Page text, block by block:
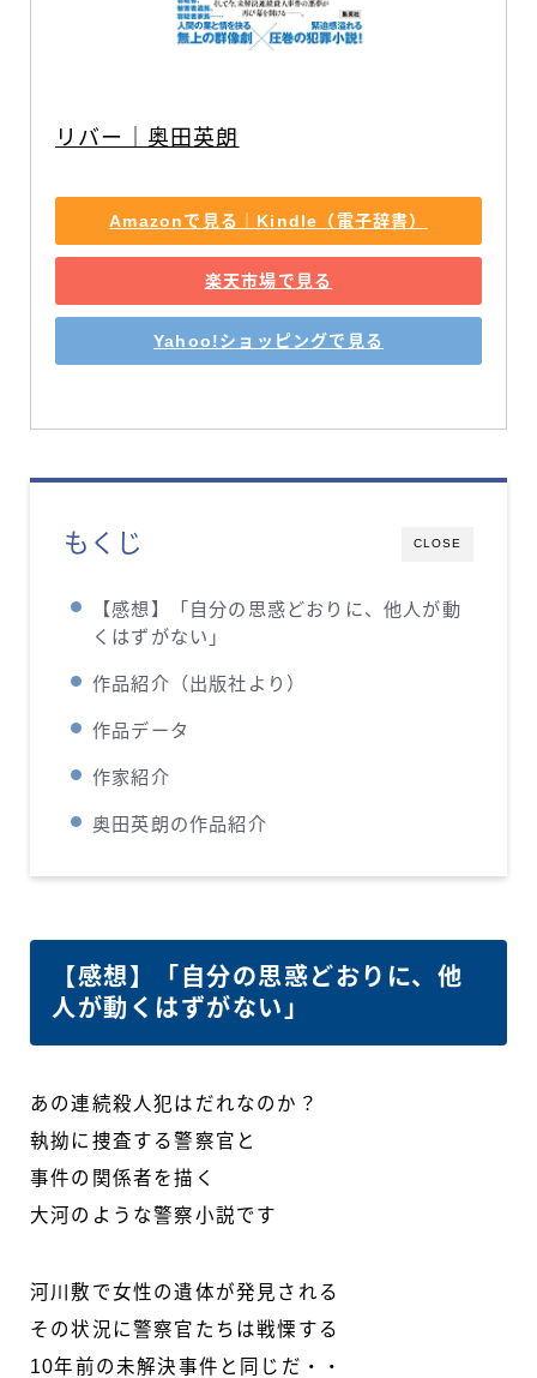
リバー｜奥田英朗
Amazonで見る｜Kindle（電子辞書）
楽天市場で見る
Yahoo!ショッピングで見る
CLOSE
もくじ
【感想】「自分の思惑どおりに、他人が動
くはずがない」
作品紹介（出版社より）
作品データ
作家紹介
奥田英朗の作品紹介
【感想】「自分の思惑どおりに、他
人が動くはずがない」
あの連続殺人犯はだれなのか？
執拗に捜査する警察官と
事件の関係者を描く
大河のような警察小説です
河川敷で女性の遺体が発見される
その状況に警察官たちは戦慄する
10年前の未解決事件と同じだ・・